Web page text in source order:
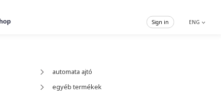
ENG
Sign in
automata ajtó
egyéb termékek